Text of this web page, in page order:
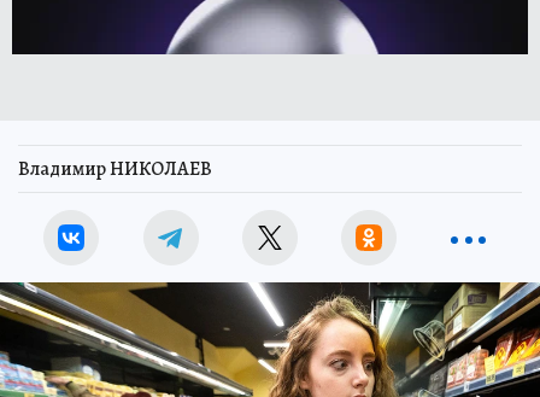
Владимир НИКОЛАЕВ